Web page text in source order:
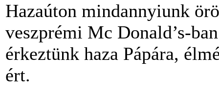
Hazaúton mindannyiunk
veszprémi Mc Donald’s-
érkeztünk haza Pápára,
ért.